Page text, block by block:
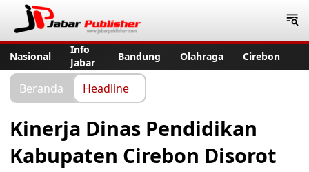
Nasional
Info
Jabar
Bandung Olahraga Cirebon
Beranda Headline
Kinerja Dinas Pendidikan
Kabupaten Cirebon Disorot